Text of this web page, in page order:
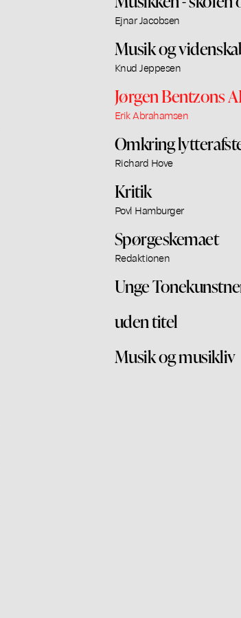
Ejnar Jacobsen
Musik og
Knud Jeppesen
Jørgen Bentzons
Erik Abrahamsen
Omkring
Richard Hove
Kritik
Povl Hamburger
Spørgeskemaet
Redaktionen
Unge
uden titel
Musik og musikliv